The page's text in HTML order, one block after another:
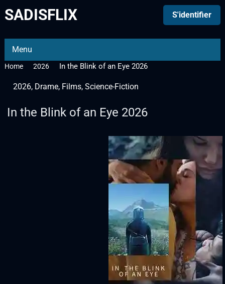
SADISFLIX S'identifier
Menu
Home 2026 In the Blink of an Eye 2026
2026, Drame, Films, Science-Fiction
In the Blink of an Eye 2026